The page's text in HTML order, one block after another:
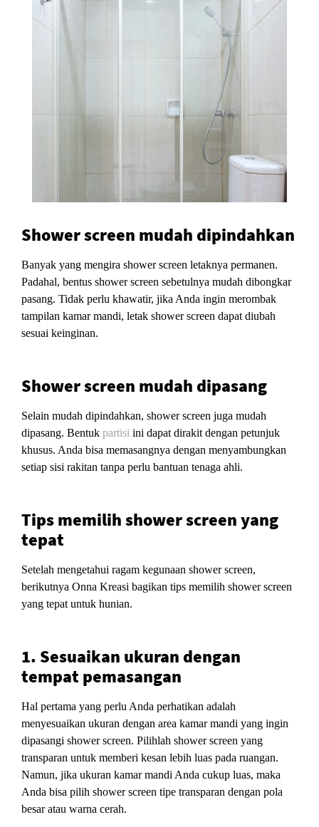
Shower screen mudah dipindahkan
Banyak yang mengira shower screen letaknya permanen.
Padahal, bentus shower screen sebetulnya mudah dibongkar
pasang. Tidak perlu khawatir, jika Anda ingin merombak
tampilan kamar mandi, letak shower screen dapat diubah
sesuai keinginan.
Shower screen mudah dipasang
Selain mudah dipindahkan, shower screen juga mudah
dipasang. Bentuk partisi ini dapat dirakit dengan petunjuk
khusus. Anda bisa memasangnya dengan menyambungkan
setiap sisi rakitan tanpa perlu bantuan tenaga ahli.
Tips memilih shower screen yang
tepat
Setelah mengetahui ragam kegunaan shower screen,
berikutnya Onna Kreasi bagikan tips memilih shower screen
yang tepat untuk hunian.
1. Sesuaikan ukuran dengan
tempat pemasangan
Hal pertama yang perlu Anda perhatikan adalah
menyesuaikan ukuran dengan area kamar mandi yang ingin
dipasangi shower screen. Pilihlah shower screen yang
transparan untuk memberi kesan lebih luas pada ruangan.
Namun, jika ukuran kamar mandi Anda cukup luas, maka
Anda bisa pilih shower screen tipe transparan dengan pola
besar atau warna cerah.